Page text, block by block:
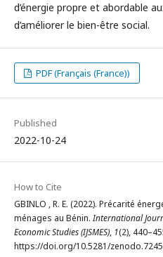
d’énergie propre et abordable
d’améliorer le bien-être social.
PDF (Français (France))
Published
2022-10-24
How to Cite
GBINLO , R. E. (2022). Précarité
ménages au Bénin.International
Economic Studies (IJSMES), 1(2),
https://doi.org/10.5281/